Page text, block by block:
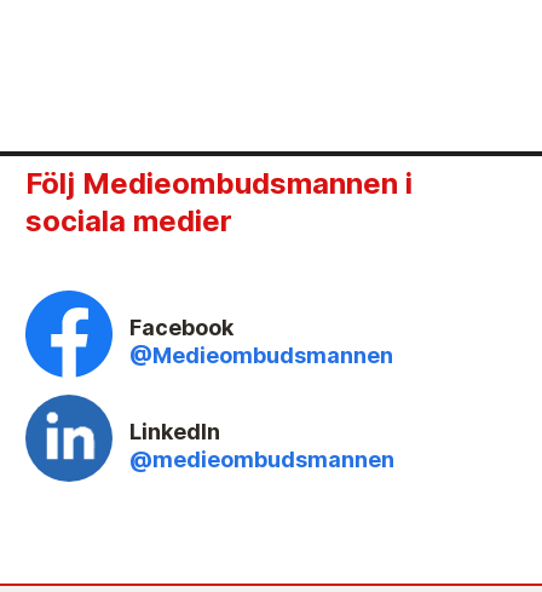
Följ Medieombudsmannen i
sociala medier
Facebook
@Medieombudsmannen
LinkedIn
@medieombudsmannen